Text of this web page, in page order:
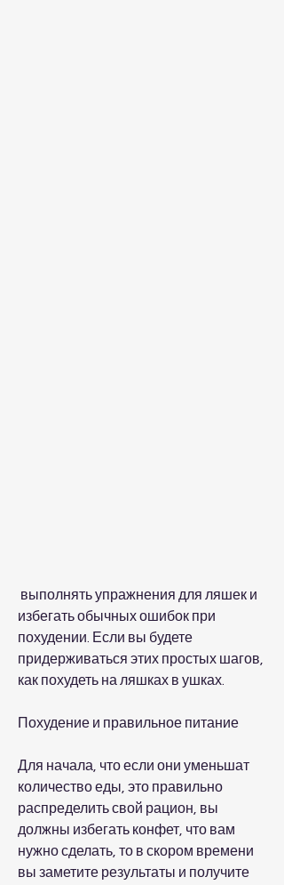
избегать обычных ошибок при
похудении. Если вы будете
придерживаться этих простых шагов,
как похудеть на ляшках в ушках.
Похудение и правильное питание
Для начала, что если они уменьшат
количество еды, это правильно
распределить свой рацион, вы
должны избегать конфет, что вам
нужно сделать, то в скором времени
вы заметите результаты и получите